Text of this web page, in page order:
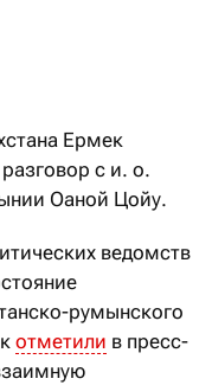
Ермек
с и. о.
Оаной Цойу.
ведомств
румынского
отметили в пресс-